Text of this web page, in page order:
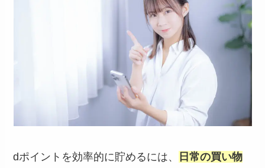
dポイントを効率的に貯めるには、
日常の買い物